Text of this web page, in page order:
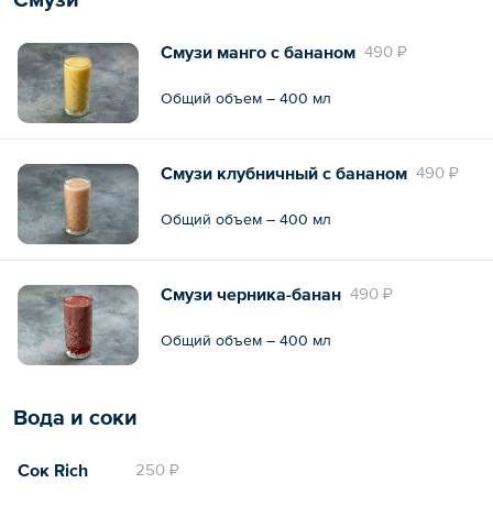
490 ₽
Смузи манго с бананом
Общий объем – 400 мл
490 ₽
Смузи клубничный с бананом
Общий объем – 400 мл
490 ₽
Смузи черника-банан
Общий объем – 400 мл
Вода и соки
250 ₽
Сок Rich